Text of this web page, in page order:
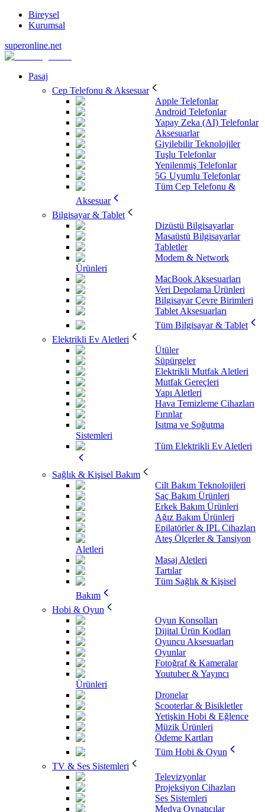
Bireysel
Kurumsal
superonline.net
Pasaj
Cep Telefonu & Aksesuar
Apple Telefonlar
Android Telefonlar
Yapay Zeka (AI) Telefonlar
Aksesuarlar
Giyilebilir Teknolojiler
Tuşlu Telefonlar
Yenilenmiş Telefonlar
5G Uyumlu Telefonlar
Tüm Cep Telefonu &
Aksesuar
Bilgisayar & Tablet
Dizüstü Bilgisayarlar
Masaüstü Bilgisayarlar
Tabletler
Modem & Network
Ürünleri
MacBook Aksesuarları
Veri Depolama Ürünleri
Bilgisayar Çevre Birimleri
Tablet Aksesuarları
Tüm Bilgisayar & Tablet
Elektrikli Ev Aletleri
Ütüler
Süpürgeler
Elektrikli Mutfak Aletleri
Mutfak Gereçleri
Yapı Aletleri
Hava Temizleme Cihazları
Fırınlar
Isıtma ve Soğutma
Sistemleri
Tüm Elektrikli Ev Aletleri
Sağlık & Kişisel Bakım
Cilt Bakım Teknolojileri
Saç Bakım Ürünleri
Erkek Bakım Ürünleri
Ağız Bakım Ürünleri
Epilatörler & IPL Cihazları
Ateş Ölçerler & Tansiyon
Aletleri
Masaj Aletleri
Tartılar
Tüm Sağlık & Kişisel
Bakım
Hobi & Oyun
Oyun Konsolları
Dijital Ürün Kodları
Oyuncu Aksesuarları
Oyunlar
Fotoğraf & Kameralar
Youtuber & Yayıncı
Ürünleri
Dronelar
Scooterlar & Bisikletler
Yetişkin Hobi & Eğlence
Müzik Ürünleri
Ödeme Kartları
Tüm Hobi & Oyun
TV & Ses Sistemleri
Televizyonlar
Projeksiyon Cihazları
Ses Sistemleri
Medya Oynatıcılar